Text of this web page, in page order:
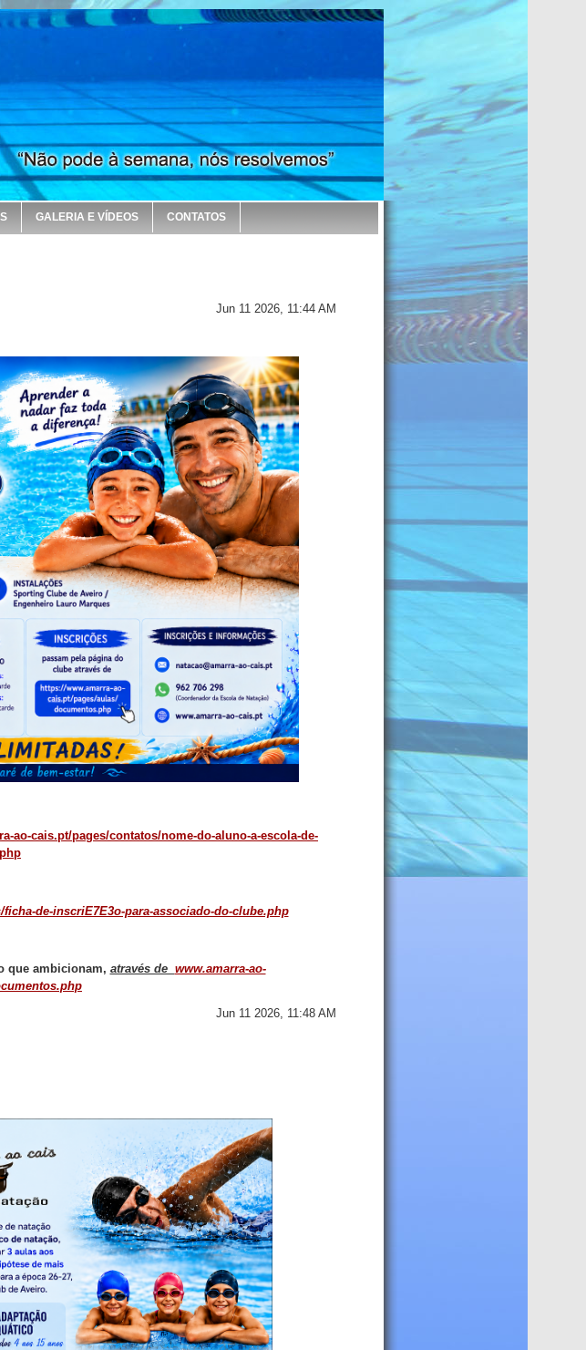
GALERIA E VÍDEOS CONTATOS
Jun 11 2026, 11:44 AM
ao-cais.pt/pages/contatos/nome-do-aluno-a-escola-de-
de-inscriE7E3o-para-associado-do-clube.php
que ambicionam, através de www.amarra-ao-
Jun 11 2026, 11:48 AM